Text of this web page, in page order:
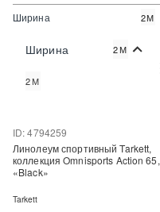
Цена:
Ширина 2М
Ширина 2М
2М
ID: 4794259
Линолеум спортивный Tarkett,
коллекция Omnisports Action 65,
«Black»
Tarkett